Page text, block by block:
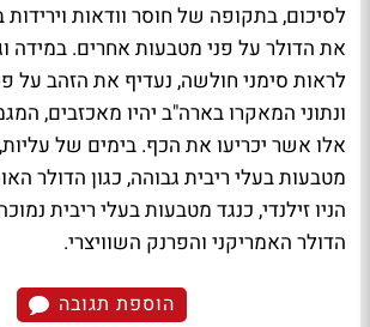
לסיכום, בתקופה של חוסר וודאות וירידות
את הדולר על פני מטבעות אחרים. במידה
לראות סימני חולשה, נעדיף את הזהב על
ונתוני המאקרו בארה"ב יהיו מאכזבים,
אלו אשר יכריעו את הכף. בימים של
מטבעות בעלי ריבית גבוהה, כגון הדולר
הניו זילנדי, כנגד מטבעות בעלי ריבית
הדולר האמריקני והפרנק השוויצרי.
הוספת תגובה